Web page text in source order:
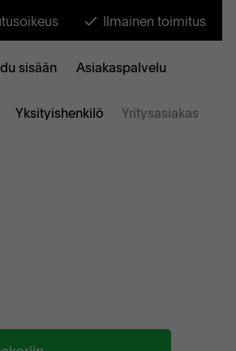
Ilmainen toimitus
sisään Asiakaspalvelu
Yksityishenkilö Yritysasiakas